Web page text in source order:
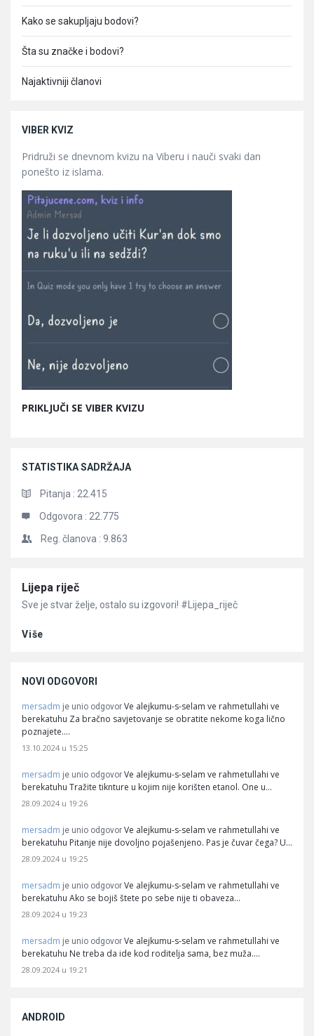
Kako se sakupljaju bodovi?
Šta su značke i bodovi?
Najaktivniji članovi
VIBER KVIZ
Pridruži se dnevnom kvizu na Viberu i nauči svaki dan
ponešto iz islama.
PRIKLJUČI SE VIBER KVIZU
STATISTIKA SADRŽAJA
Pitanja : 22.415
Odgovora : 22.775
Reg. članova : 9.863
Članci
Lijepa riječ
Sve je stvar želje, ostalo su izgovori! #Lijepa_riječ
Više
NOVI ODGOVORI
mersadm je unio odgovor Ve alejkumu-s-selam ve rahmetullahi ve
berekatuhu Za bračno savjetovanje se obratite nekome koga lično
poznajete.…
13.10.2024 u 15:25
mersadm je unio odgovor Ve alejkumu-s-selam ve rahmetullahi ve
berekatuhu Tražite tiknture u kojim nije korišten etanol. One u…
28.09.2024 u 19:26
mersadm je unio odgovor Ve alejkumu-s-selam ve rahmetullahi ve
berekatuhu Pitanje nije dovoljno pojašenjeno. Pas je čuvar čega? U…
28.09.2024 u 19:25
mersadm je unio odgovor Ve alejkumu-s-selam ve rahmetullahi ve
berekatuhu Ako se bojiš štete po sebe nije ti obaveza…
28.09.2024 u 19:23
mersadm je unio odgovor Ve alejkumu-s-selam ve rahmetullahi ve
berekatuhu Ne treba da ide kod roditelja sama, bez muža.…
28.09.2024 u 19:21
ANDROID